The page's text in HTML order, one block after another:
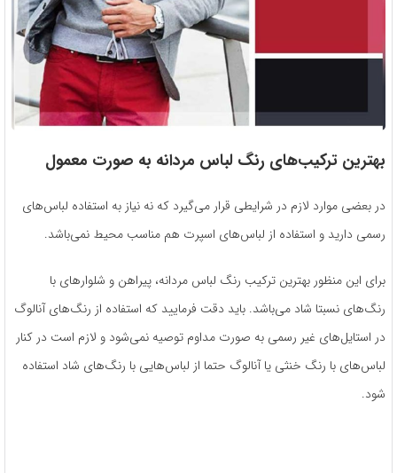
بهترین ترکیب‌های رنگ لباس مردانه به صورت معمول
در بعضی موارد لازم در شرایطی قرار می‌گیرد که نه نیاز به استفاده لباس‌های
رسمی دارید و استفاده از لباس‌‌های اسپرت هم مناسب محیط نمی‌باشد.
برای این منظور بهترین ترکیب رنگ لباس مردانه، پیراهن و شلوار‌های با
رنگ‌های نسبتا شاد می‌باشد. باید دقت فرمایید که استفاده از رنگ‌های آنالوگ
در استایل‌های غیر رسمی به صورت مداوم توصیه نمی‌شود و لازم است در کنار
لباس‌های با رنگ خنثی یا آنالوگ حتما از لباس‌هایی با رنگ‌های شاد استفاده
شود.